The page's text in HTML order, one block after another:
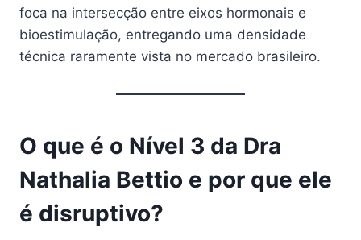
foca na intersecção entre eixos hormonais e
bioestimulação, entregando uma densidade
técnica raramente vista no mercado brasileiro.
O que é o Nível 3 da Dra
Nathalia Bettio e por que ele
é disruptivo?